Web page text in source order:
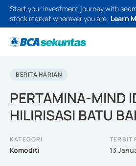
Start your investment journey with
stock market wherever you are. Learn
BERITA HARIAN
PERTAMINA-MIND
HILIRISASI BATU
KATEGORI
Komoditi
TERBIT
13